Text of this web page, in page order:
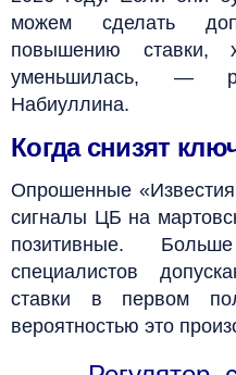
можем сделать
повышению ставки,
уменьшилась, —
Набиуллина.
Когда снизят
Опрошенные
сигналы ЦБ на
позитивные.
специалистов
ставки в первом
вероятностью это